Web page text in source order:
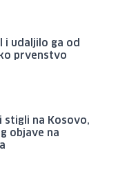
i udaljilo ga od
prvenstvo
stigli na Kosovo,
objave na